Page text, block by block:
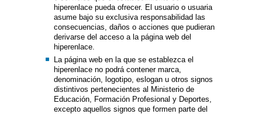
hiperenlace pueda ofrecer. El usuario o usuaria
asume bajo su exclusiva responsabilidad las
consecuencias, daños o acciones que pudieran
derivarse del acceso a la página web del
hiperenlace.
La página web en la que se establezca el
hiperenlace no podrá contener marca,
denominación, logotipo, eslogan u otros signos
distintivos pertenecientes al Ministerio de
Educación, Formación Profesional y Deportes,
excepto aquellos signos que formen parte del